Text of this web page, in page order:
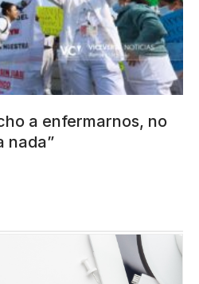
a enfermarnos, no
nada”